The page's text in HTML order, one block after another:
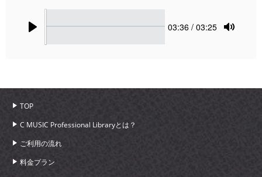
Current
03:36 / 03:25
TOP
C MUSIC Professional Libraryとは？
ご利用の流れ
料金プラン